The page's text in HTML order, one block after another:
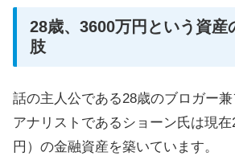
28歳、3600万円という資産
肢
話の主人公である28歳のブロガー
アナリストであるショーン氏は現
円）の金融資産を築いています。